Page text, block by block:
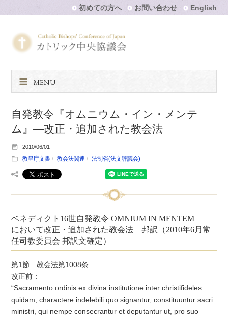
初めての方へ お問い合わせ English
MENU
自発教令『オムニウム・イン・メンテ
ム』―改正・追加された教会法
2010/06/01
教皇庁文書
教会法関連 法制省(法文評議会)
ベネディクト16世自発教令 OMNIUM IN MENTEM
において改正・追加された教会法 邦訳（2010年6月常
任司教委員会 邦訳文確定）
第1節 教会法第1008条
改正前：
“Sacramento ordinis ex divina institutione inter christifideles
quidam, charactere indelebili quo signantur, constituuntur sacri
ministri, qui nempe consecrantur et deputantur ut, pro suo